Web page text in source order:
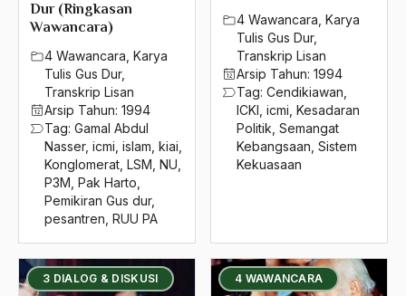
Dur (Ringkasan
Wawancara)
4 Wawancara Karya
Tulis Gus Dur,
Transkrip Lisan
Arsip Tahun: 1994
Tag: Gamal Abdul
Nasser, icmi islam kiai
Konglomerat LSM NU
P3M Pak Harto
Pemikiran Gus dur,
pesantren RUU PA
4 Wawancara Karya
Tulis Gus Dur,
Transkrip Lisan
Arsip Tahun: 1994
Tag: Cendikiawan
ICKI icmi Kesadaran
Politik Semangat
Kebangsaan Sistem
Kekuasaan
3 DIALOG & DISKUSI 4 WAWANCARA
1988
1987
1986
1985
1984
1983
1982
1981
1980
ilmu Ketuhanan
Ilmu Pengetahuan
Ilmu Pengetatahuan dan teknologi
Ilmu Politik
Ilmu Riwayah
Ilmu Sosial
Ilmu Syari'ah
Ilmu tarekat